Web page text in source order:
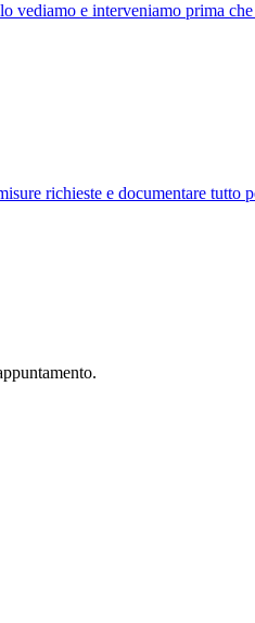
vediamo e interveniamo prima
richieste e documentare tutto